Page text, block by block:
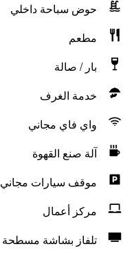
حوض سباحة داخلي
مطعم
بار / صالة
خدمة الغرف
واي فاي مجاني
آلة صنع القهوة
موقف سيارات مجاني
مركز أعمال
تلفاز بشاشة مسطحة